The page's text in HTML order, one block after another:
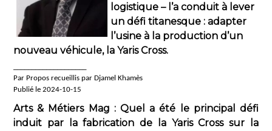
logistique – l’a conduit à lever
un défi titanesque : adapter
l’usine à la production d’un
nouveau véhicule, la Yaris Cross.
Par Propos recueillis par Djamel Khamès
Publié le 2024-10-15
Arts & Métiers Mag : Quel a été le principal défi
induit par la fabrication de la Yaris Cross sur la